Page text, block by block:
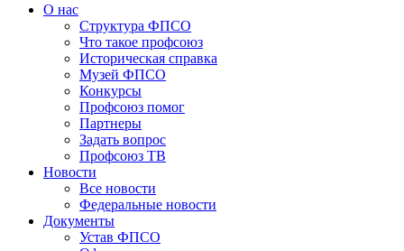
О нас
Структура ФПСО
Что такое профсоюз
Историческая справка
Музей ФПСО
Конкурсы
Профсоюз помог
Партнеры
Задать вопрос
Профсоюз ТВ
Новости
Все новости
Федеральные новости
Документы
Устав ФПСО